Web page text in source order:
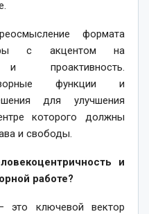
формата
с акцентом на
и проактивность.
функции и
для улучшения
которого должны
и свободы.
и
работе?
это ключевой вектор